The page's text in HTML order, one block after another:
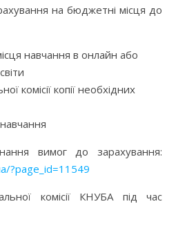
на бюджетні місця до
навчання в онлайн або
комісії копії необхідних
вимог до зарахування:
?page_id=11549
комісії КНУБА під час